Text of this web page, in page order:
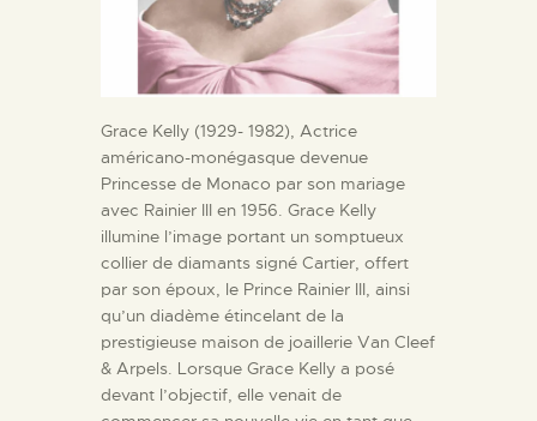
Grace Kelly (1929- 1982), Actrice
américano-monégasque devenue
Princesse de Monaco par son mariage
avec Rainier III en 1956. Grace Kelly
illumine l’image portant un somptueux
collier de diamants signé Cartier, offert
par son époux, le Prince Rainier III, ainsi
qu’un diadème étincelant de la
prestigieuse maison de joaillerie Van Cleef
& Arpels. Lorsque Grace Kelly a posé
devant l’objectif, elle venait de